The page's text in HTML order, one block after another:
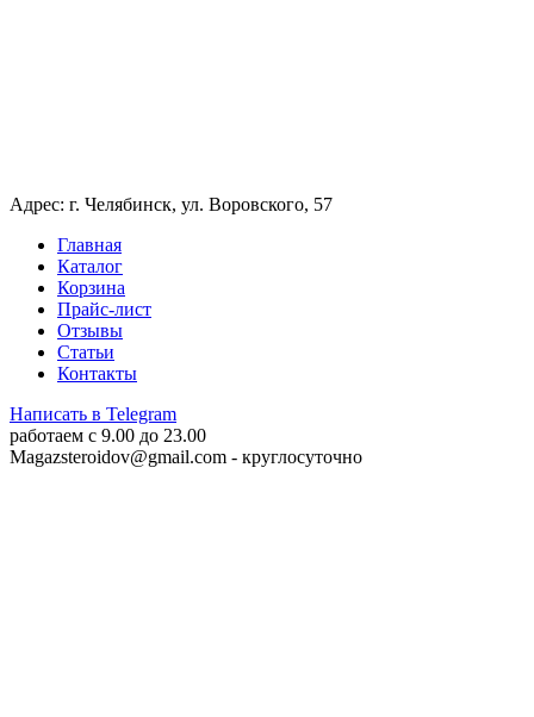
Адрес: г. Челябинск, ул. Воровского, 57
Главная
Каталог
Корзина
Прайс-лист
Отзывы
Статьи
Контакты
Написать в Telegram
работаем c 9.00 до 23.00
Magazsteroidov@gmail.com - круглосуточно